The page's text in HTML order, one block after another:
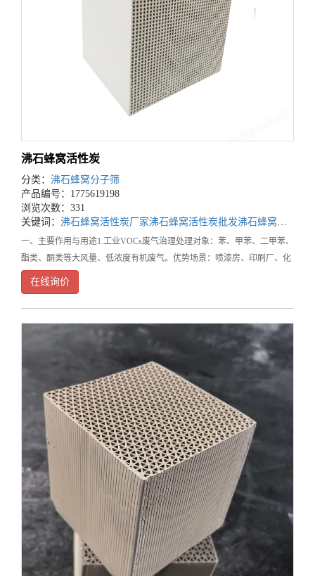
沸石蜂窝活性炭
分类： 沸石蜂窝分子筛
产品编号：1775619198
浏览次数：331
关键词： 沸石蜂窝活性炭厂家沸石蜂窝活性炭批发沸石蜂窝活性炭公司
一、主要作用与用途1.工业VOCs废气治理处理对象：苯、甲苯、二甲苯、
酯类、酮类等大风量、低浓度有机废气。优势场景：喷漆房、印刷厂、化
工厂、电子厂。特别适合：需要**沸石转轮+催化燃烧（RCO）**的工
艺，可耐受高温脱附与燃
在线询价